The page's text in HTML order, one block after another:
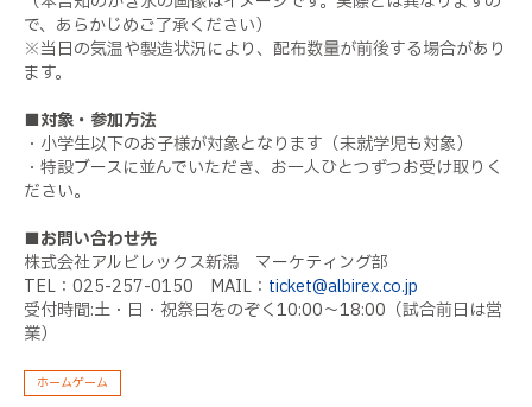
で、あらかじめご了承ください）
※当日の気温や製造状況により、配布数量が前後する場合があり
ます。
■対象・参加方法
・小学生以下のお子様が対象となります（未就学児も対象）
・特設ブースに並んでいただき、お一人ひとつずつお受け取りく
ださい。
■お問い合わせ先
株式会社アルビレックス新潟 マーケティング部
TEL：025-257-0150 MAIL： ticket@albirex.co.jp
受付時間:土・日・祝祭日をのぞく10:00～18:00（試合前日は営
業）
ホームゲーム